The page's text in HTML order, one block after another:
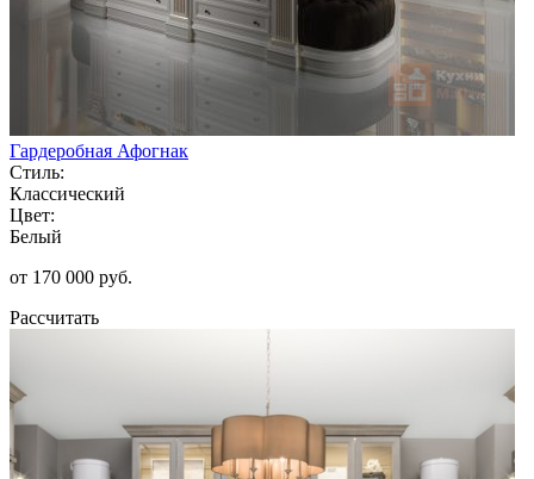
Гардеробная Афогнак
Стиль:
Классический
Цвет:
Белый
от 170 000 руб.
Рассчитать